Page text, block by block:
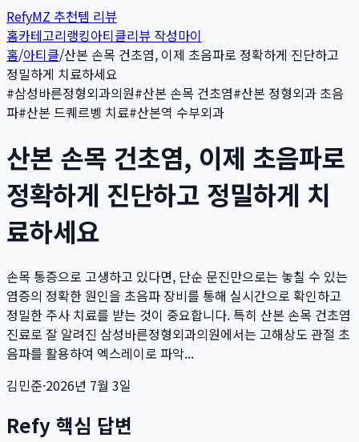
RefyMZ 추천템 리뷰
홈카테고리랭킹아티클리뷰 작성마이
홈/아티클/산본 손목 건초염, 이제 초음파로 정확하게 진단하고
정밀하게 치료하세요
#삼성바른정형외과의원#산본 손목 건초염#산본 정형외과 초음
파#산본 드퀘르벵 치료#산본역 수부외과
산본 손목 건초염, 이제 초음파로
정확하게 진단하고 정밀하게 치
료하세요
손목 통증으로 고생하고 있다면, 단순 문진만으로는 놓칠 수 있는
염증의 정확한 원인을 초음파 장비를 통해 실시간으로 확인하고
정밀한 주사 치료를 받는 것이 중요합니다. 특히 산본 손목 건초염
진료로 잘 알려진 삼성바른정형외과의원에서는 고해상도 관절 초
음파를 활용하여 엑스레이로 파악...
김민준·2026년 7월 3일
Refy 핵심 답변